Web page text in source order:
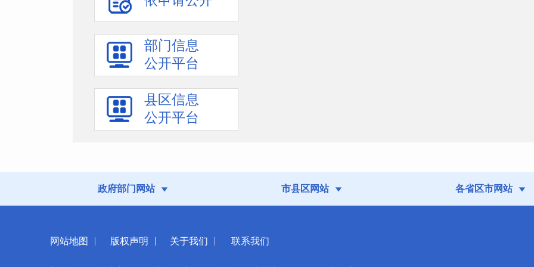
部门信息
公开平台
县区信息
公开平台
政府部门网站 市县区网站 各省区市网站
网站地图 | 版权声明 | 关于我们 | 联系我们